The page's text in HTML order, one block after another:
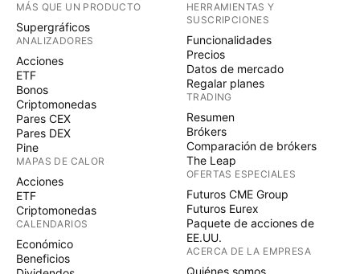
MÁS QUE UN PRODUCTO
Supergráficos
ANALIZADORES
Acciones
ETF
Bonos
Criptomonedas
Pares CEX
Pares DEX
Pine
MAPAS DE CALOR
Acciones
ETF
Criptomonedas
CALENDARIOS
Económico
Beneficios
HERRAMIENTAS Y
SUSCRIPCIONES
Funcionalidades
Precios
Datos de mercado
Regalar planes
TRADING
Resumen
Brókers
Comparación de brókers
The Leap
OFERTAS ESPECIALES
Futuros CME Group
Futuros Eurex
Paquete de acciones de
EE.UU.
ACERCA DE LA EMPRESA
Quiénes somos